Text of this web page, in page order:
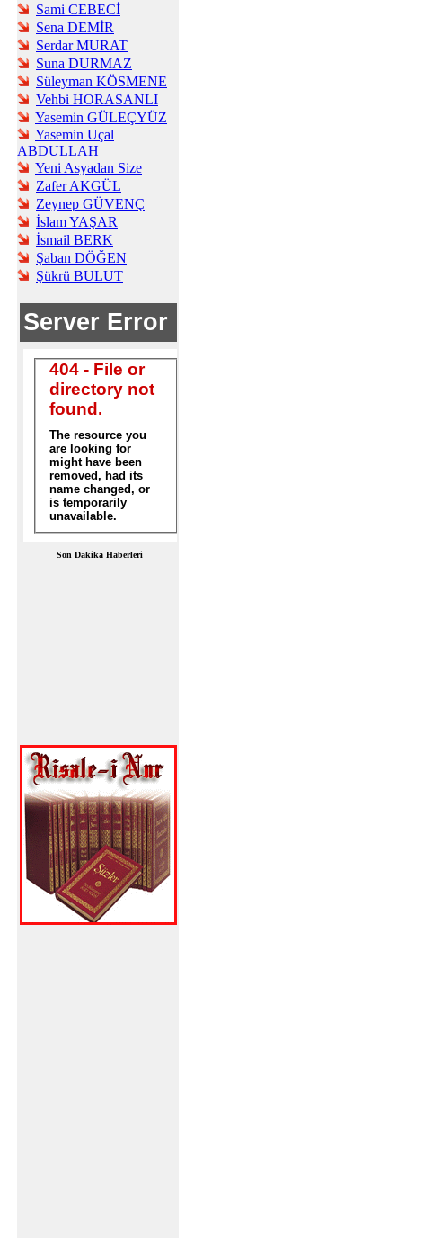
Sami CEBECİ
Sena DEMİR
Serdar MURAT
Suna DURMAZ
Süleyman KÖSMENE
Vehbi HORASANLI
Yasemin GÜLEÇYÜZ
Yasemin Uçal
ABDULLAH
Yeni Asyadan Size
Zafer AKGÜL
Zeynep GÜVENÇ
İslam YAŞAR
İsmail BERK
Şaban DÖĞEN
Şükrü BULUT
Son Dakika Haberleri